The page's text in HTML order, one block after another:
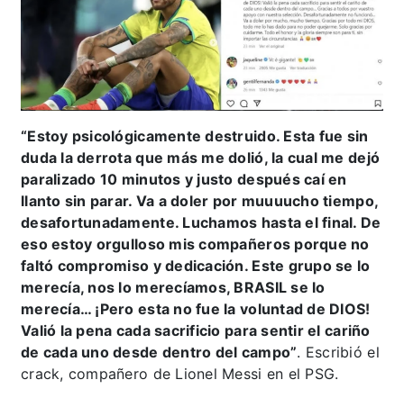
“Estoy psicológicamente destruido. Esta fue sin
duda la derrota que más me dolió, la cual me dejó
paralizado 10 minutos y justo después caí en
llanto sin parar. Va a doler por muuuucho tiempo,
desafortunadamente. Luchamos hasta el final. De
eso estoy orgulloso mis compañeros porque no
faltó compromiso y dedicación. Este grupo se lo
merecía, nos lo merecíamos, BRASIL se lo
merecía… ¡Pero esta no fue la voluntad de DIOS!
Valió la pena cada sacrificio para sentir el cariño
de cada uno desde dentro del campo”. Escribió el
crack, compañero de Lionel Messi en el PSG.